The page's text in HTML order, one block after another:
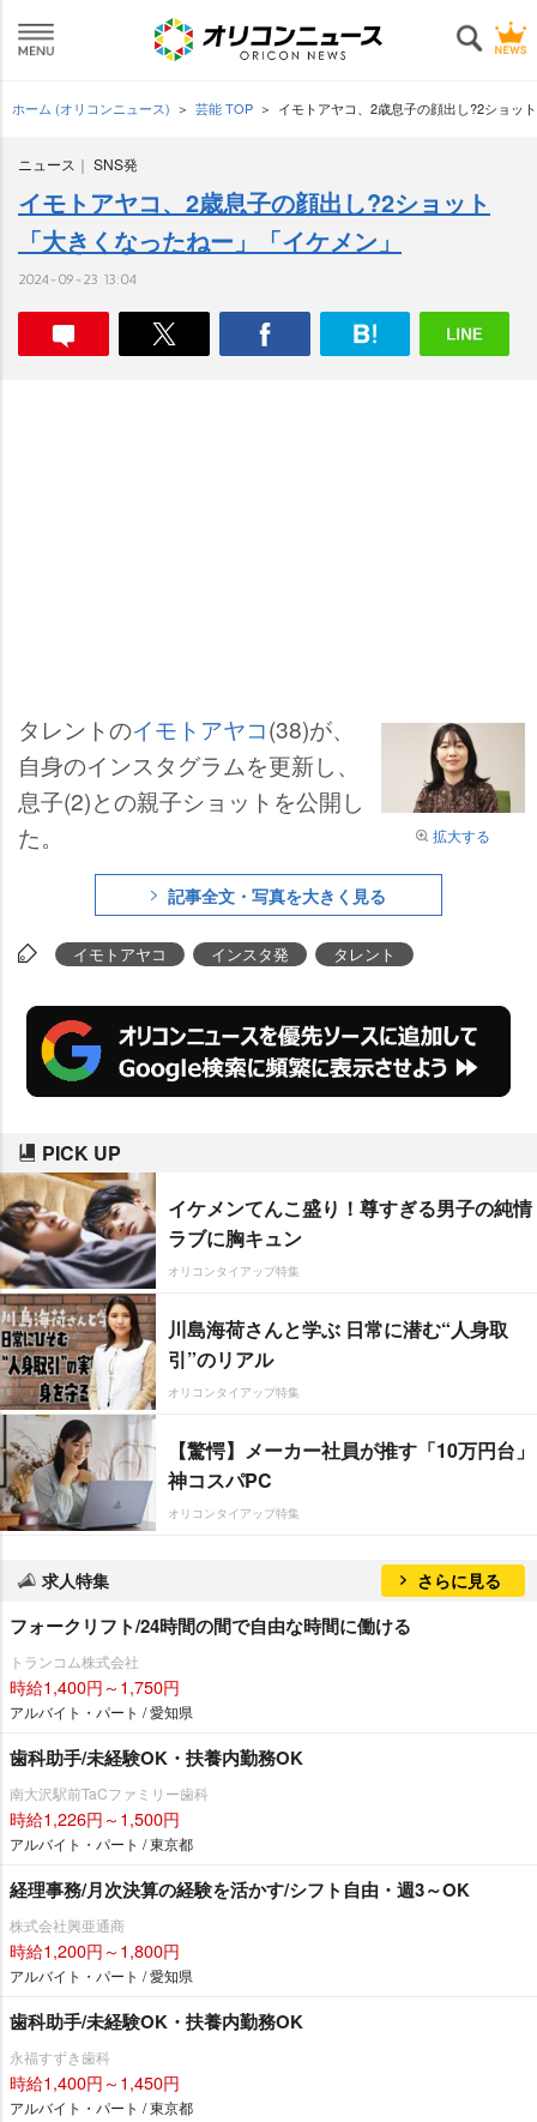
ホーム (オリコンニュース) 芸能 TOP イモトアヤコ、2歳息子の顔出し?2ショッ
ニュース SNS発
イモトアヤコ、2歳息子の顔出し?2ショット
「大きくなったねー」「イケメン」
2024-09-23 13:04
拡大する
タレントのイモトアヤコ(38)が、
自身のインスタグラムを更新し、
息子(2)との親子ショットを公開し
た。
記事全文・写真を大きく見る
イモトアヤコ インスタ発 タレント
PICK UP
イケメンてんこ盛り！尊すぎる男子の純情
ラブに胸キュン
オリコンタイアップ特集
川島海荷さんと学ぶ 日常に潜む“人身取
引”のリアル
オリコンタイアップ特集
【驚愕】メーカー社員が推す「10万円台」
神コスパPC
オリコンタイアップ特集
求人特集 さらに見る
フォークリフト/24時間の間で自由な時間に働ける
トランコム株式会社
時給1,400円～1,750円
アルバイト・パート / 愛知県
歯科助手/未経験OK・扶養内勤務OK
南大沢駅前TaCファミリー歯科
時給1,226円～1,500円
アルバイト・パート / 東京都
経理事務/月次決算の経験を活かす/シフト自由・週3～OK
株式会社興亜通商
時給1,200円～1,800円
アルバイト・パート / 愛知県
歯科助手/未経験OK・扶養内勤務OK
永福すずき歯科
時給1,400円～1,450円
アルバイト・パート / 東京都